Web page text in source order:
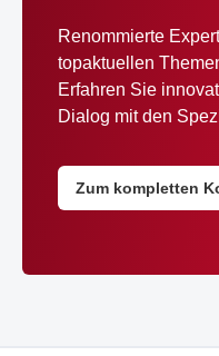
Renommierte
topaktuellen
Erfahren Sie
Dialog mit den
Zum kompletten